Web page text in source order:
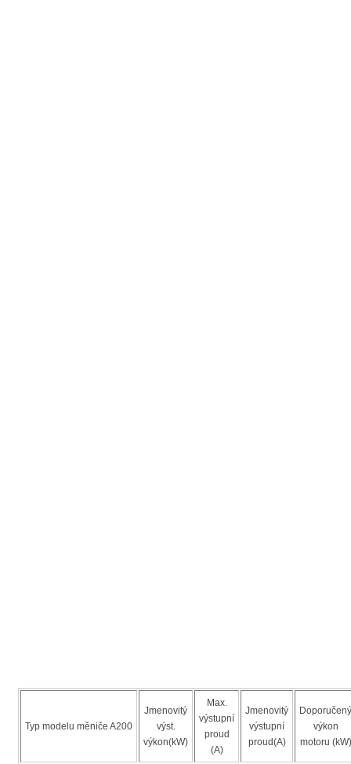
Typ modelu měniče A200
Jmenovitý
výst.
výkon(kW)
Max.
výstupní
proud
(A)
Jmenovitý
výstupní
proud(A)
Doporučený
výkon
motoru (kW)